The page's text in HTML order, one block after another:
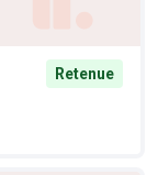
Retenue